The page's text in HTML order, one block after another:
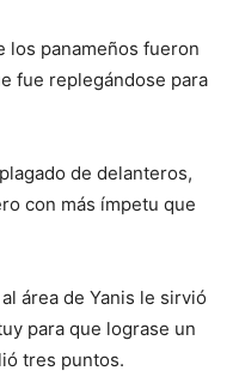
los panameños fueron
fue replegándose para
de delanteros,
con más ímpetu que
área de Yanis le sirvió
para que lograse un
tres puntos.